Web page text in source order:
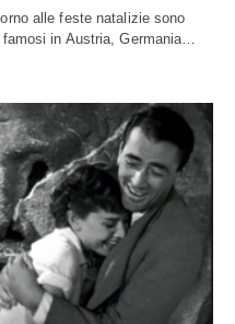
alle feste natalizie sono
in Austria, Germania…